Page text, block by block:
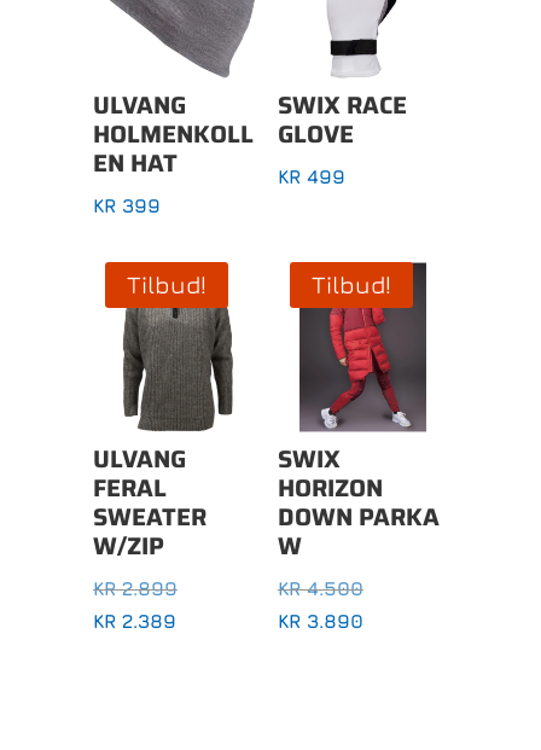
ULVANG
HOLMENKOLL
EN HAT
KR399
SWIX RACE
GLOVE
KR499
Tilbud!
ULVANG
FERAL
SWEATER
W/ZIP
KR2.899OPPRINNELIG
KR2.389NÅVÆRENDE
Tilbud!
SWIX
HORIZON
DOWN PARKA
W
KR4.500OPPRINNELIG
PRIS
KR3.890NÅVÆRENDE